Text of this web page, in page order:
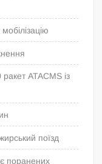
ATACMS із
поїзд
поранених